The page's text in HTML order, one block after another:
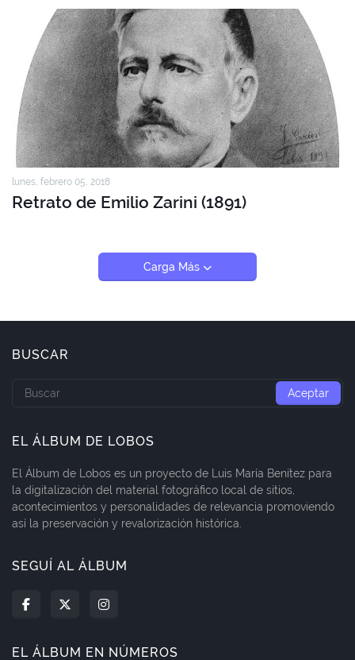
lunes, febrero 05, 2018
Retrato de Emilio Zarini (1891)
Carga Más
BUSCAR
EL ÁLBUM DE LOBOS
El Álbum de Lobos es un proyecto de Luis María Benítez para
la digitalización del material fotográfico local de sitios,
acontecimientos y personalidades de relevancia promoviendo
así la preservación y revalorización histórica.
SEGUÍ AL ÁLBUM
EL ÁLBUM EN NÚMEROS